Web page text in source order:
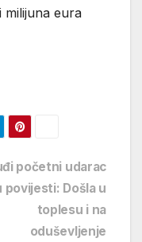
milijuna eura
početni udarac
povijesti: Došla u
toplesu i na
oduševljenje